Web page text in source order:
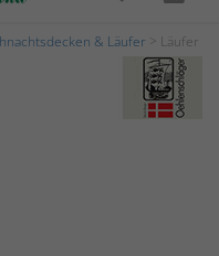
& Läufer > Läufer